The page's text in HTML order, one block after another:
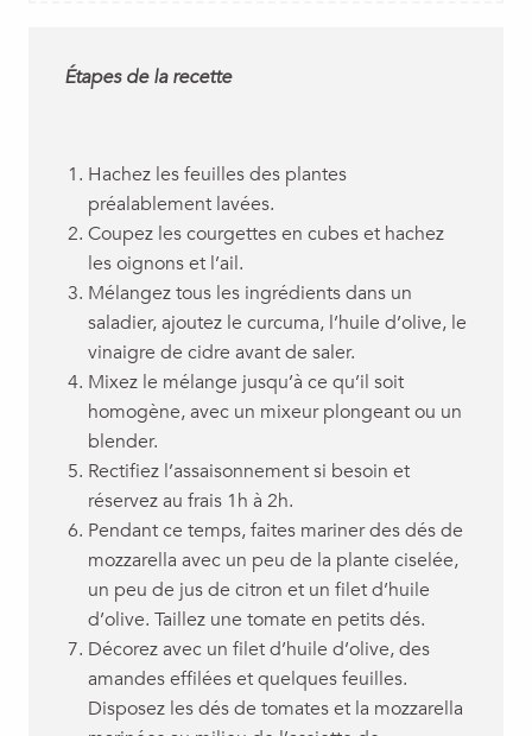
Étapes de la recette
Hachez les feuilles des plantes
préalablement lavées.
Coupez les courgettes en cubes et hachez
les oignons et l’ail.
Mélangez tous les ingrédients dans un
saladier, ajoutez le curcuma, l’huile d’olive, le
vinaigre de cidre avant de saler.
Mixez le mélange jusqu’à ce qu’il soit
homogène, avec un mixeur plongeant ou un
blender.
Rectifiez l’assaisonnement si besoin et
réservez au frais 1h à 2h.
Pendant ce temps, faites mariner des dés de
mozzarella avec un peu de la plante ciselée,
un peu de jus de citron et un filet d’huile
d’olive. Taillez une tomate en petits dés.
Décorez avec un filet d’huile d’olive, des
amandes effilées et quelques feuilles.
Disposez les dés de tomates et la mozzarella